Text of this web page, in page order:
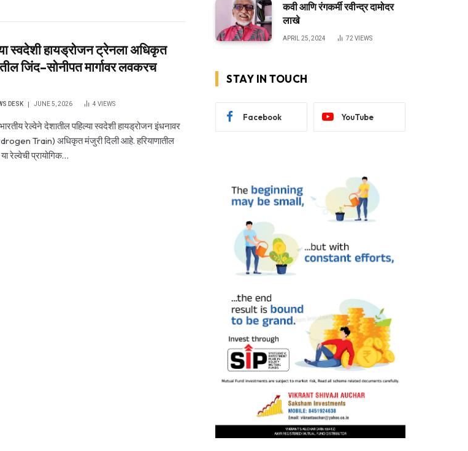
स्वदेशी हायड्रोजन ट्रेनला अधिकृत
जिंद–सोनीपत मार्गावर लवकरच
DESK JUNE 5, 2026 4VIEWS
रेल्वेने देशातील पहिल्या स्वदेशी हायड्रोजन इंधनावर
Train) अधिकृत मंजुरी दिली आहे. हरियाणातील
रेल्वेची प्रायोगिक…
कवी आणि रंगकर्मी रवीन्द्र दामोदर
लाखे
APRIL 25, 2024 72 VIEWS
STAY IN TOUCH
Facebook YouTube